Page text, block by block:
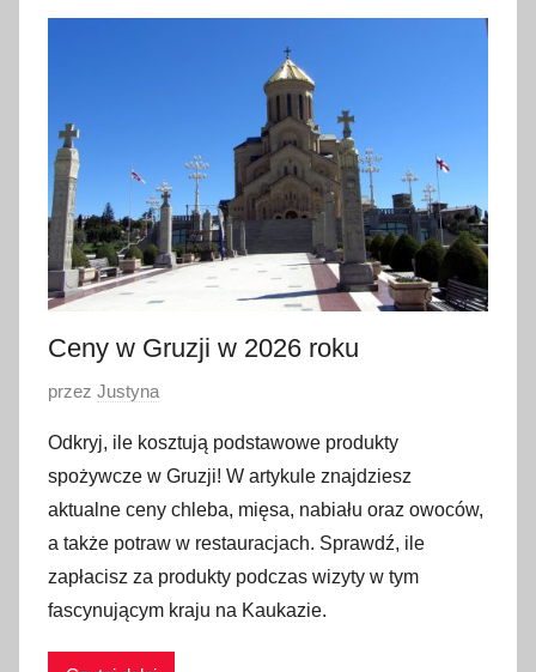
3
c
z
n
i
a
2
0
4
Ceny w Gruzji w 2026 roku
O
u
b
l
i
k
o
przez Justyna
Odkryj, ile kosztują podstawowe produkty
spożywcze w Gruzji! W artykule znajdziesz
aktualne ceny chleba, mięsa, nabiału oraz owoców,
a także potraw w restauracjach. Sprawdź, ile
zapłacisz za produkty podczas wizyty w tym
fascynującym kraju na Kaukazie.